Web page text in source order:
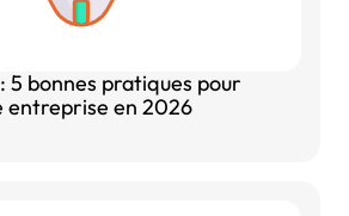
5 bonnes pratiques pour
en 2026